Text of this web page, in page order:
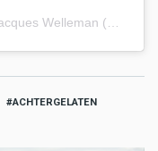
ACHTERGELATEN